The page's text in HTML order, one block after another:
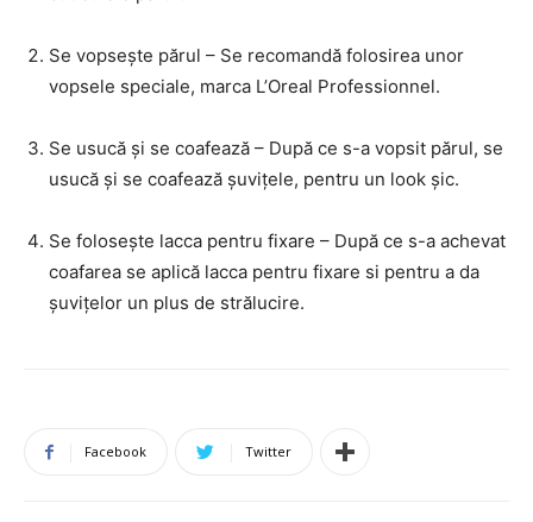
Se vopsește părul – Se recomandă folosirea unor
vopsele speciale, marca L’Oreal Professionnel.
Se usucă și se coafează – După ce s-a vopsit părul, se
usucă și se coafează șuvițele, pentru un look șic.
Se folosește lacca pentru fixare – După ce s-a achevat
coafarea se aplică lacca pentru fixare si pentru a da
șuvițelor un plus de strălucire.
Facebook Twitter